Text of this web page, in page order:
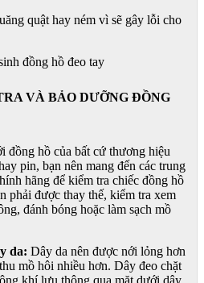
quật hay ném vì sẽ gây lỗi cho
VÀ BẢO DƯỠNG ĐỒNG
đồng hồ của bất cứ thương hiệu
pin, bạn nên mang đến các trung
hãng để kiểm tra chiếc đồng hồ
phải được thay thế, kiểm tra xem
đánh bóng hoặc làm sạch mồ
da: Dây da nên được nới lỏng hơn
mồ hôi nhiều hơn. Dây đeo chặt